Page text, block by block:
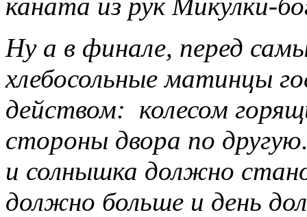
Ну а в финале, перед
хлебосольные матинцы
действом: колесом
стороны двора по
и солнышка должно
должно больше и день